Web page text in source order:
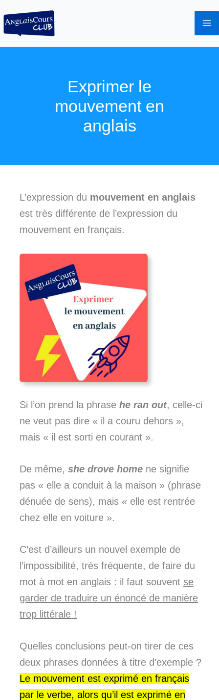
au
contenu
Exprimer le
mouvement en
anglais
L’expression du mouvement en anglais
est très différente de l’expression du
mouvement en français.
Si l’on prend la phrase he ran out, celle-ci
ne veut pas dire « il a couru dehors »,
mais « il est sorti en courant ».
De même, she drove home ne signifie
pas « elle a conduit à la maison » (phrase
dénuée de sens), mais « elle est rentrée
chez elle en voiture ».
C’est d’ailleurs un nouvel exemple de
l’impossibilité, très fréquente, de faire du
mot à mot en anglais : il faut souvent se
garder de traduire un énoncé de manière
trop littérale !
Quelles conclusions peut-on tirer de ces
deux phrases données à titre d’exemple ?
Le mouvement est exprimé en français
par le verbe, alors qu’il est exprimé en